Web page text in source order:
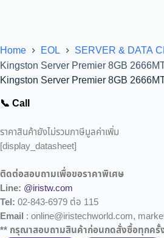
Home EOL SERVER & DATA
Kingston Server Premier 8GB
Kingston Server Premier 8GB
📞 Call
ราคาสินค้ายังไม่รวมภาษีมูลค่าเพิ่ม
[display_datasheet]
ติดต่อสอบถามเพื่อขอราคาพิเศษ
Line: @iristw.com
Tel: 02-843-6979 ต่อ 115
Email : online@iristechworld.com,
** กรุณาสอบถามสินค้าก่อนกดสั่งซื้อทุกครั้